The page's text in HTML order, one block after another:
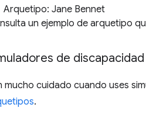
Arquetipo: Jane Bennet
un ejemplo de arquetipo
de discapacidad
mucho cuidado cuando uses
.